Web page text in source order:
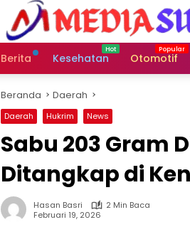
Berita
Kesehatan Otomotif
Beranda Daerah
Daerah Hukrim News
Sabu 203 Gram
Ditangkap di
Hasan Basri
2 Min Baca
Februari 19, 2026